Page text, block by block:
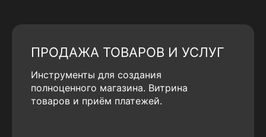
ПРОДАЖА ТОВАРОВ И УСЛУГ
Инструменты для создания
полноценного магазина. Витрина
товаров и приём платежей.